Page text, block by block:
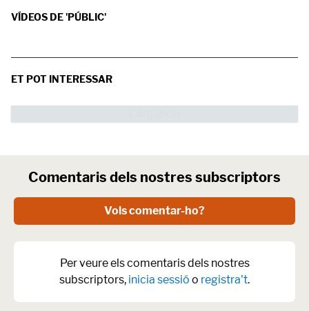
VÍDEOS DE 'PÚBLIC'
ET POT INTERESSAR
Comentaris dels nostres subscriptors
Vols comentar-ho?
Per veure els comentaris dels nostres
subscriptors, inicia sessió o registra't.